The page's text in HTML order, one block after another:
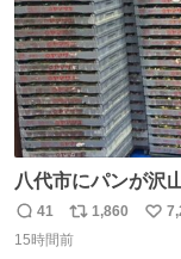
八代市にパンが沢
ってるそうなので
ください💪
返
信
41
リ
ポ
1,860
い
15時間前